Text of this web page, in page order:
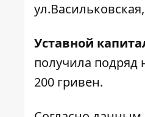
Уставной
получила подряд
200 гривен.